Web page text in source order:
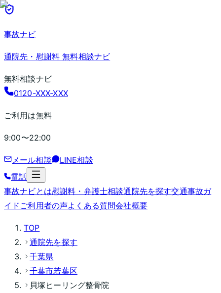
事故ナビ
通院先・慰謝料 無料相談ナビ
無料相談ナビ
0120-XXX-XXX
ご利用は無料
9:00〜22:00
メール相談
LINE相談
電話
事故ナビとは慰謝料・弁護士相談通院先を探す交通事故ガ
イド ご利用者の声よくある質問会社概要
TOP
通院先を探す
千葉県
千葉市若葉区
貝塚ヒーリング整骨院